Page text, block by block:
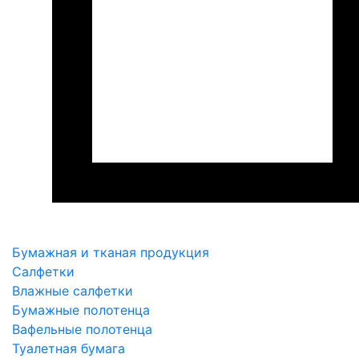
Бумажная и тканая продукция
Салфетки
Влажные салфетки
Бумажные полотенца
Вафельные полотенца
Туалетная бумага